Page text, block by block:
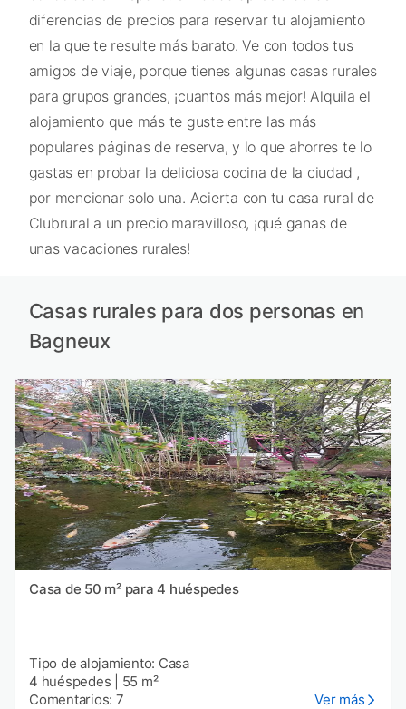
diferencias de precios para reservar tu alojamiento
en la que te resulte más barato. Ve con todos tus
amigos de viaje, porque tienes algunas casas rurales
para grupos grandes, ¡cuantos más mejor! Alquila el
alojamiento que más te guste entre las más
populares páginas de reserva, y lo que ahorres te lo
gastas en probar la deliciosa cocina de la ciudad ,
por mencionar solo una. Acierta con tu casa rural de
Clubrural a un precio maravilloso, ¡qué ganas de
unas vacaciones rurales!
Casas rurales para dos personas en
Bagneux
Casa de 50 m² para 4 huéspedes
Tipo de alojamiento: Casa
4 huéspedes
55 m²
Comentarios: 7
Ver más